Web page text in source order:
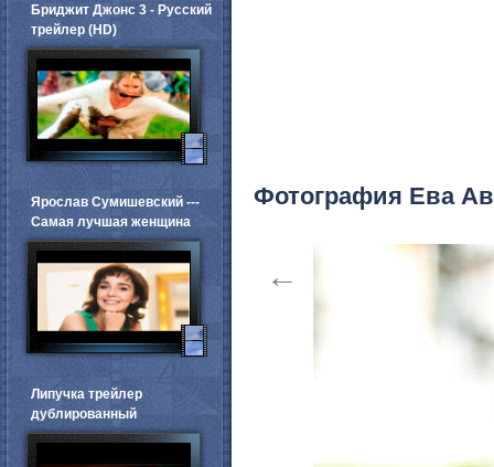
Фотография Ева
←
Бриджит Джонс 3 - Русский
трейлер (HD)
Ярослав Сумишевский ---
Самая лучшая женщина
Липучка трейлер
дублированный